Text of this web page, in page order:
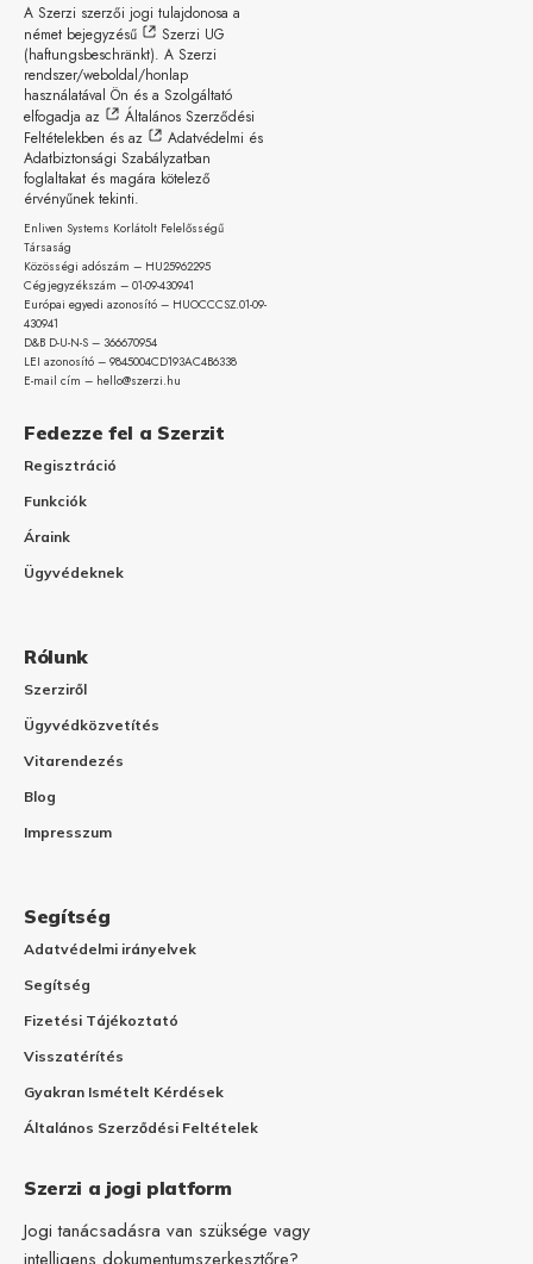
A Szerzi szerzői jogi tulajdonosa a
német bejegyzésű
Szerzi UG
(haftungsbeschränkt). A Szerzi
rendszer/weboldal/honlap
használatával Ön és a Szolgáltató
elfogadja az
Általános Szerződési
Feltételekben és az
Adatvédelmi és
Adatbiztonsági Szabályzatban
foglaltakat és magára kötelező
érvényűnek tekinti.
Enliven Systems Korlátolt Felelősségű
Társaság
Közösségi adószám – HU25962295
Cégjegyzékszám – 01-09-430941
Európai egyedi azonosító – HUOCCCSZ.01-09-
430941
D&B D-U-N-S – 366670954
LEI azonosító – 9845004CD193AC4B6338
E-mail cím – hello@szerzi.hu
Fedezze fel a Szerzit
Regisztráció
Funkciók
Áraink
Ügyvédeknek
Rólunk
Szerziről
Ügyvédközvetítés
Vitarendezés
Blog
Impresszum
Segítség
Adatvédelmi irányelvek
Segítség
Fizetési Tájékoztató
Visszatérítés
Gyakran Ismételt Kérdések
Általános Szerződési Feltételek
Szerzi a jogi platform
Jogi tanácsadásra van szüksége vagy